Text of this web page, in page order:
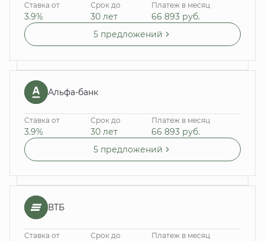
Ставка от
3.9%
Срок до
30 лет
Платеж в месяц
66 893 руб.
5 предложений
Альфа-банк
Ставка от
3.9%
Срок до
30 лет
Платеж в месяц
66 893 руб.
5 предложений
ВТБ
Ставка от Срок до Платеж в месяц